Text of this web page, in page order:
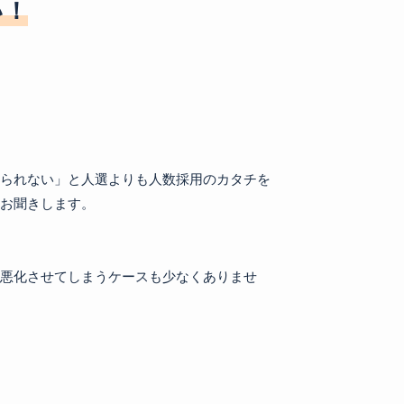
れない」と人選よりも人数採用のカタチを
聞きします。
化させてしまうケースも少なくありませ